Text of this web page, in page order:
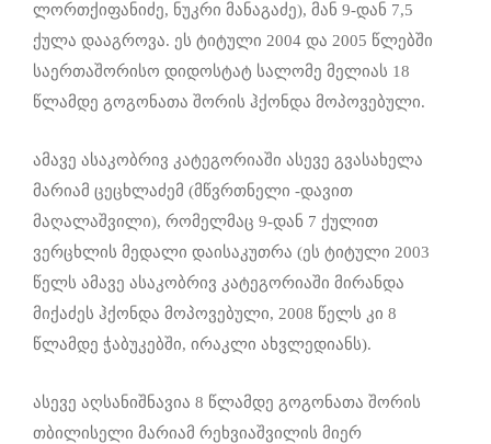
ლორთქიფანიძე, ნუკრი მანაგაძე), მან 9-დან 7,5
ქულა დააგროვა. ეს ტიტული 2004 და 2005 წლებში
საერთაშორისო დიდოსტატ სალომე მელიას 18
წლამდე გოგონათა შორის ჰქონდა მოპოვებული.
ამავე ასაკობრივ კატეგორიაში ასევე გვასახელა
მარიამ ცეცხლაძემ (მწვრთნელი -დავით
მაღალაშვილი), რომელმაც 9-დან 7 ქულით
ვერცხლის მედალი დაისაკუთრა (ეს ტიტული 2003
წელს ამავე ასაკობრივ კატეგორიაში მირანდა
მიქაძეს ჰქონდა მოპოვებული, 2008 წელს კი 8
წლამდე ჭაბუკებში, ირაკლი ახვლედიანს).
ასევე აღსანიშნავია 8 წლამდე გოგონათა შორის
თბილისელი მარიამ რეხვიაშვილის მიერ